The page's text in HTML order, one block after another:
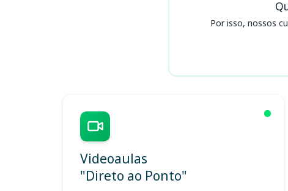
Por isso, nossos
Videoaulas
"Direto ao Ponto"